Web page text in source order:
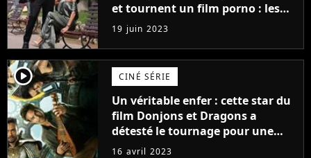
et tournent un film porno : les
premières images du tournage
(exclu)
19 juin 2023
player2 CINÉ SÉRIE
Un véritable enfer : cette star du
film Donjons et Dragons a
détesté le tournage pour une
raison très spéciale
16 avril 2023